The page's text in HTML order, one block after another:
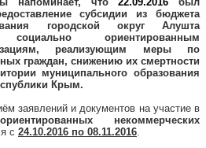
субсидии из бюджета
городской округ Алушта
ориентированным
реализующим меры по
граждан, снижению их смертности
муниципального образования
Крым.
заявлений и документов на участие в
некоммерческих
с 24.10.2016 по 08.11.2016